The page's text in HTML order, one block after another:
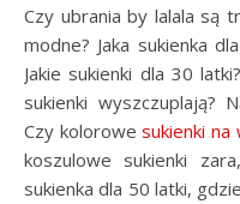
Czy ubrania by lalala są
modne? Jaka sukienka
Jakie sukienki dla 30
sukienki wyszczuplają?
Czy kolorowesukienki na
koszulowe sukienki
sukienka dla 50 latki,